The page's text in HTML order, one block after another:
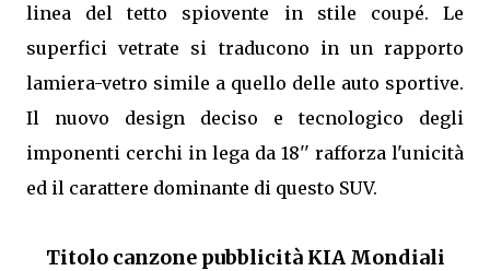
linea del tetto spiovente in stile coupé. Le
superfici vetrate si traducono in un rapporto
lamiera-vetro simile a quello delle auto sportive.
Il nuovo design deciso e tecnologico degli
imponenti cerchi in lega da 18'' rafforza l'unicità
ed il carattere dominante di questo SUV.
Titolo canzone pubblicità KIA Mondiali